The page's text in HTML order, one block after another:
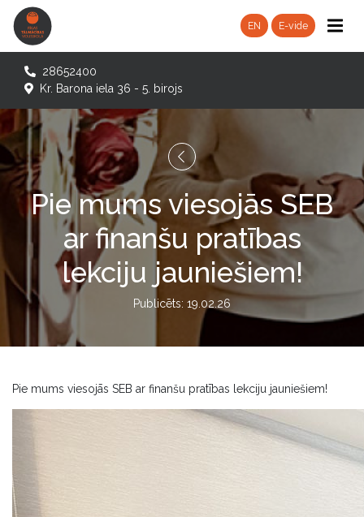
EN E-vide
28652400
Kr. Barona iela 36 - 5. birojs
Pie mums viesojās SEB
ar finanšu pratības
lekciju jauniešiem!
Publicēts: 19.02.26
Pie mums viesojās SEB ar finanšu pratības lekciju jauniešiem!